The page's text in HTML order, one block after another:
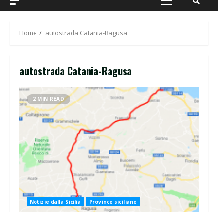
Primary
Home autostrada Catania-Ragusa
autostrada Catania-Ragusa
2 MIN READ
Notizie dalla Sicilia Province siciliane